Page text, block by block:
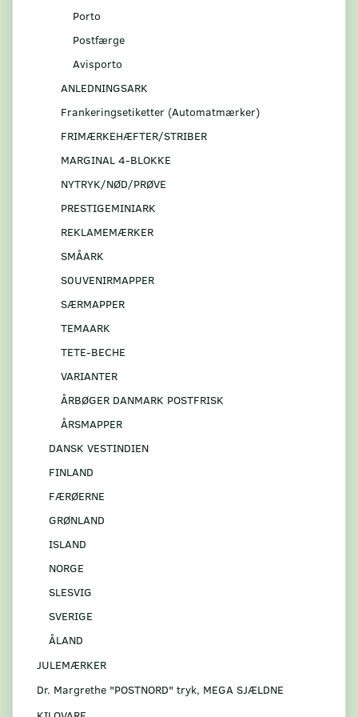
Porto
Postfærge
Avisporto
ANLEDNINGSARK
Frankeringsetiketter (Automatmærker)
FRIMÆRKEHÆFTER/STRIBER
MARGINAL 4-BLOKKE
NYTRYK/NØD/PRØVE
PRESTIGEMINIARK
REKLAMEMÆRKER
SMÅARK
S0UVENIRMAPPER
SÆRMAPPER
TEMAARK
TETE-BECHE
VARIANTER
ÅRBØGER DANMARK POSTFRISK
ÅRSMAPPER
DANSK VESTINDIEN
FINLAND
FÆRØERNE
GRØNLAND
ISLAND
NORGE
SLESVIG
SVERIGE
ÅLAND
JULEMÆRKER
Dr. Margrethe "POSTNORD" tryk, MEGA SJÆLDNE